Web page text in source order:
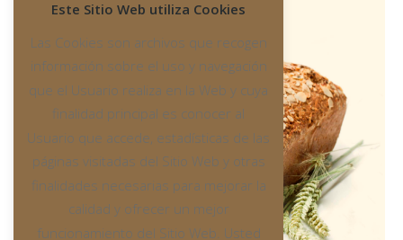
Este Sitio Web utiliza Cookies
Las Cookies son archivos que recogen
información sobre el uso y navegación
que el Usuario realiza en la Web y cuya
finalidad principal es conocer al
Usuario que accede, estadísticas de las
páginas visitadas del Sitio Web y otras
finalidades necesarias para mejorar la
calidad y ofrecer un mejor
funcionamiento del Sitio Web. Usted